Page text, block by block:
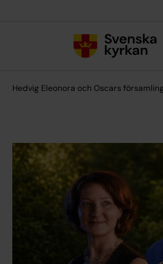
Hedvig Eleonora och Oscars församling